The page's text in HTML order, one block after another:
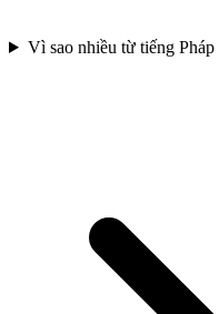
Vì sao nhiều từ tiếng